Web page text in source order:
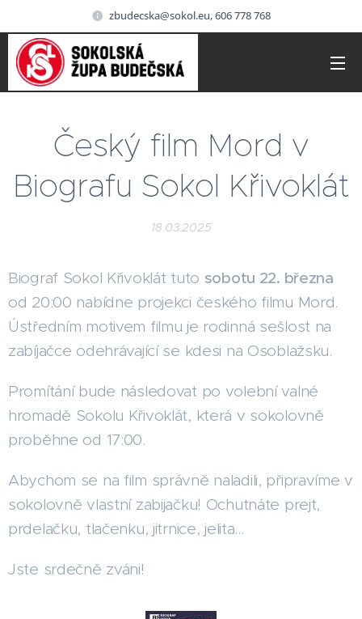
zbudecska@sokol.eu, 606 778 768
Český film Mord v
Biografu Sokol Křivoklát
18.03.2025
Biograf Sokol Křivoklát tuto sobotu 22. března
od 20:00 nabídne projekci českého filmu Mord.
Ústředním motivem filmu je rodinná sešlost na
zabíjačce odehrávající se kdesi na Osoblažsku.
Promítání bude následovat po volební valné
hromadě Sokolu Křivoklát, která v sokolovně
proběhne od 17:00.
Abychom se na film správně naladili, připravíme v
sokolovně vlastní zabijačku! Ochutnáte prejt,
prdelačku, tlačenku, jitrnice, jelita…
Jste srdečně zváni!